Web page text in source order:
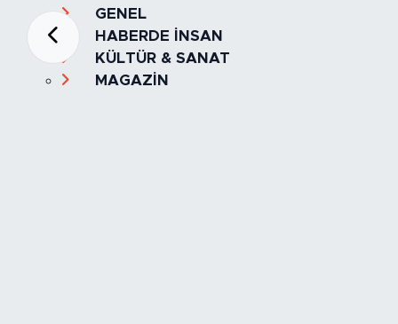
GENEL
HABERDE İNSAN
KÜLTÜR & SANAT
MAGAZİN